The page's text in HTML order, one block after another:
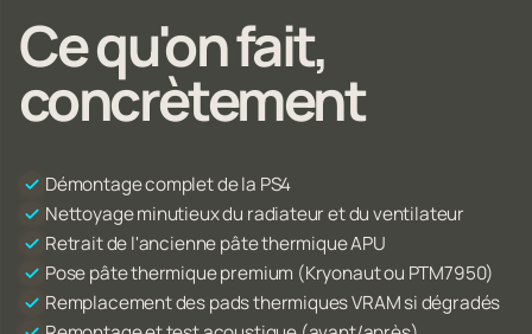
Ce qu'on fait,
concrètement
Démontage complet de la PS4
Nettoyage minutieux du radiateur et du ventilateur
Retrait de l'ancienne pâte thermique APU
Pose pâte thermique premium (Kryonaut ou PTM7950)
Remplacement des pads thermiques VRAM si dégradés